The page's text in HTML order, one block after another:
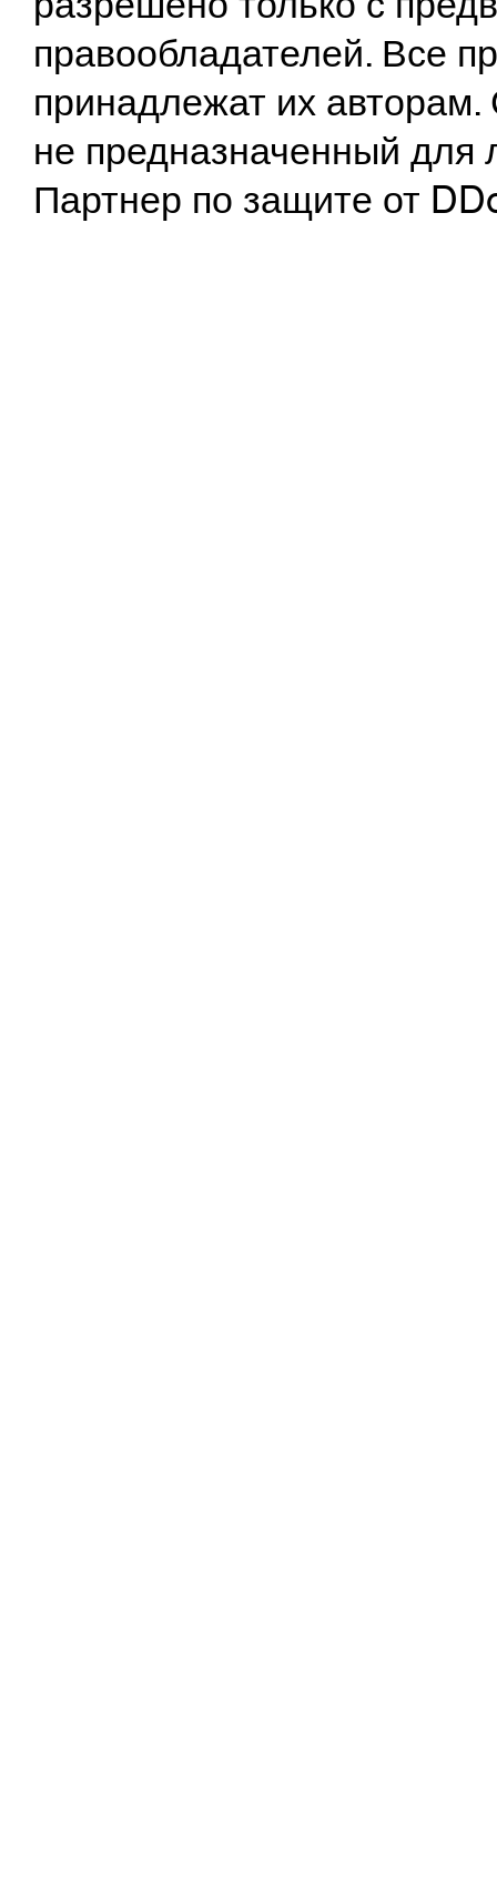
правообладателей. Все
принадлежат их
не предназначенный
Партнер по защите от